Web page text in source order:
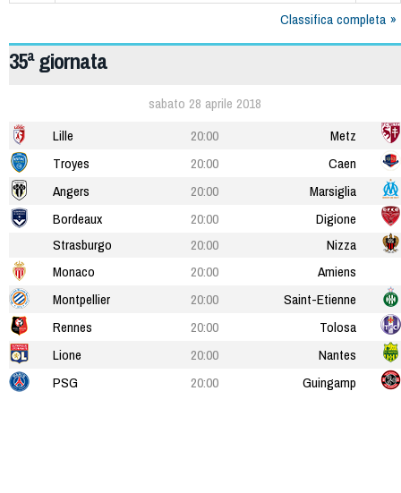
Classifica completa
35ª giornata
sabato 28 aprile 2018
Lille
20:00
Metz
Troyes
20:00
Caen
Angers
20:00
Marsiglia
Bordeaux
20:00
Digione
Strasburgo
20:00
Nizza
Monaco
20:00
Amiens
Montpellier
20:00
Saint-Etienne
Rennes
20:00
Tolosa
Lione
20:00
Nantes
PSG
20:00 Guingamp